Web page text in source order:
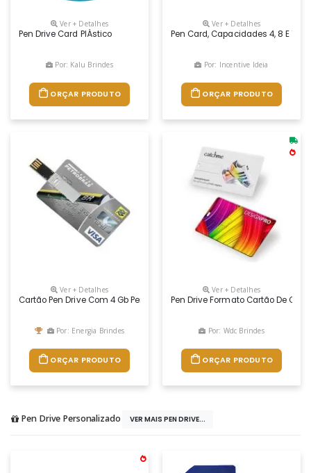
Ver + Detalhes
Pen Drive Card PlÁstico
Por: Kalu Brindes
ORÇAR PRODUTO
Ver + Detalhes
Pen Card, Capacidades 4, 8 E 16
Por: Incentive Ideia
ORÇAR PRODUTO
Ver + Detalhes
Cartão Pen Drive Com 4 Gb Personalizado
Por: Energia Brindes
ORÇAR PRODUTO
Ver + Detalhes
Pen Drive Formato Cartão De
Por: Wdc Brindes
ORÇAR PRODUTO
Pen Drive Personalizado VER MAIS PEN DRIVE...